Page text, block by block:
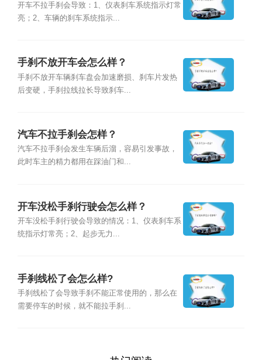
开车不拉手刹会导致：1、仪表刹车系统指示灯常
亮；2、车辆的刹车系统指示...
手刹不放开车会怎么样？
手刹不放开车辆刹车盘会加速磨损、刹车片发热
后变硬，手刹拉线拉长导致刹车...
汽车不拉手刹会怎样？
汽车不拉手刹会发生车辆后溜，容易引发事故，
此时车主的精力都用在踩油门和...
开车没松手刹行驶会怎么样？
开车没松手刹行驶会导致的情况：1、仪表刹车系
统指示灯常亮；2、起步无力...
手刹线松了会怎么样?
手刹线松了会导致手刹不能正常使用的，那么在
需要停车的时候，就不能拉手刹...